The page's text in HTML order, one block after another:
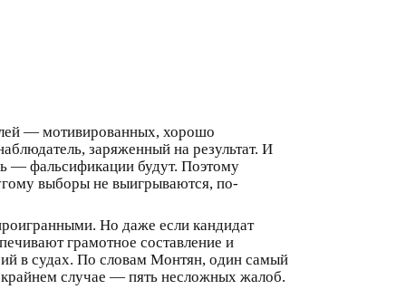
— мотивированных, хорошо
заряженный на результат. И
— фальсификации будут. Поэтому
выборы не выигрываются, по-
Но даже если кандидат
грамотное составление и
в судах. По словам Монтян, один самый
случае — пять несложных жалоб.